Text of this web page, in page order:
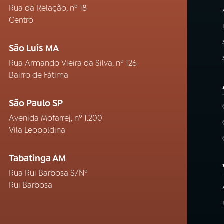
Rua da Relação, nº 18
Centro
São Luís MA
Rua Armando Vieira da Silva, nº 126
Bairro de Fátima
São Paulo SP
Avenida Mofarrej, nº 1.200
Vila Leopoldina
Tabatinga AM
Rua Rui Barbosa S/Nº
Rui Barbosa